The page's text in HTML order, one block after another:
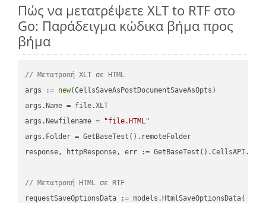
Πώς να μετατρέψετε XLT to RTF στο
Go: Παράδειγμα κώδικα βήμα προς
βήμα
// Μετατροπή XLT σε HTML
args := new(CellsSaveAsPostDocumentSaveAsOpts)
args.Name = file.XLT
args.Newfilename =
"file.HTML"
args.Folder = GetBaseTest().remoteFolder
response, httpResponse, err :=
// Μετατροπή HTML σε RTF
requestSaveOptionsData := models.HtmlSaveOptionsData{